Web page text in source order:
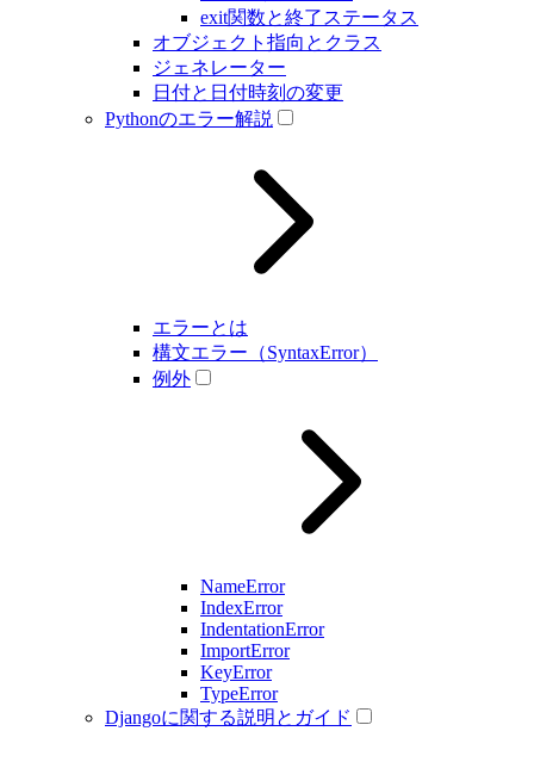
exit関数と終了ステータス
オブジェクト指向とクラス
ジェネレーター
日付と日付時刻の変更
Pythonのエラー解説
エラーとは
構文エラー（SyntaxError）
例外
NameError
IndexError
IndentationError
ImportError
KeyError
TypeError
Djangoに関する説明とガイド